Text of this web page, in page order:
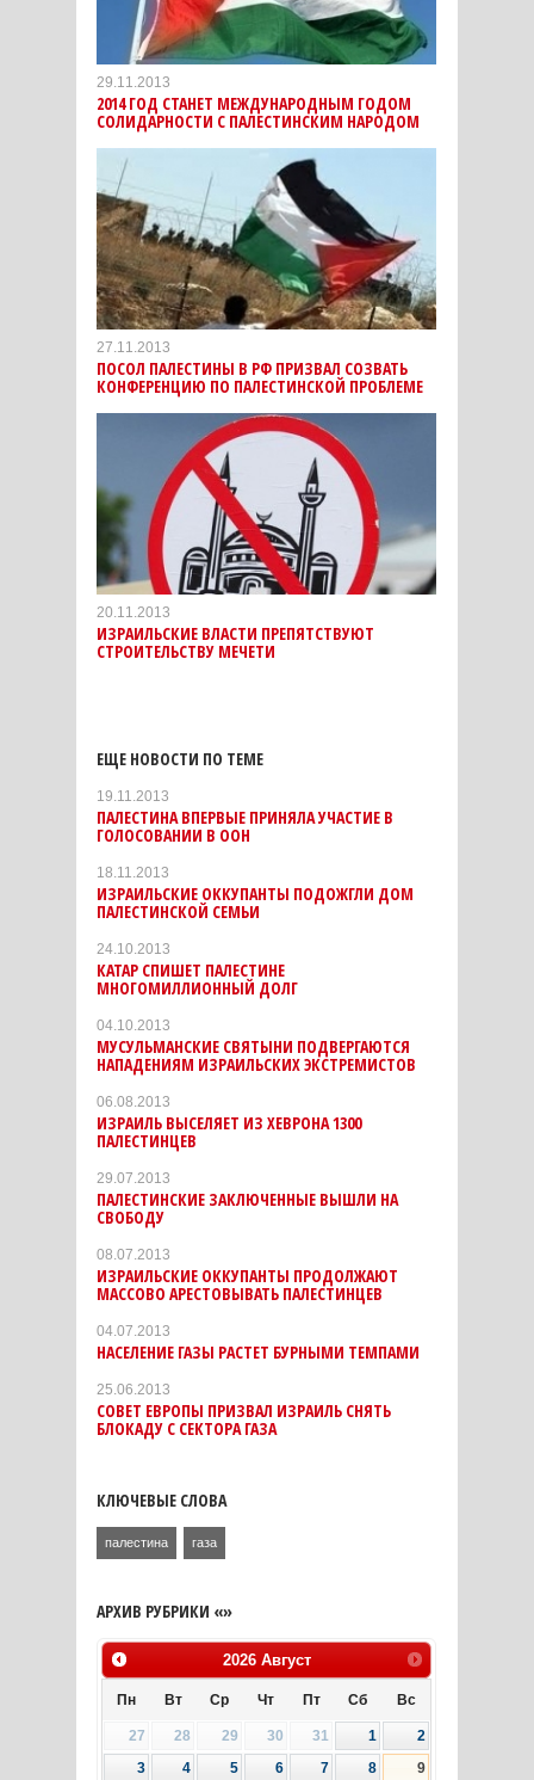
29.11.2013
2014 ГОД СТАНЕТ МЕЖДУНАРОДНЫМ ГОДОМ
СОЛИДАРНОСТИ С ПАЛЕСТИНСКИМ НАРОДОМ
27.11.2013
ПОСОЛ ПАЛЕСТИНЫ В РФ ПРИЗВАЛ СОЗВАТЬ
КОНФЕРЕНЦИЮ ПО ПАЛЕСТИНСКОЙ ПРОБЛЕМЕ
20.11.2013
ИЗРАИЛЬСКИЕ ВЛАСТИ ПРЕПЯТСТВУЮТ
СТРОИТЕЛЬСТВУ МЕЧЕТИ
ЕЩЕ НОВОСТИ ПО ТЕМЕ
19.11.2013
ПАЛЕСТИНА ВПЕРВЫЕ ПРИНЯЛА УЧАСТИЕ В
ГОЛОСОВАНИИ В ООН
18.11.2013
ИЗРАИЛЬСКИЕ ОККУПАНТЫ ПОДОЖГЛИ ДОМ
ПАЛЕСТИНСКОЙ СЕМЬИ
24.10.2013
КАТАР СПИШЕТ ПАЛЕСТИНЕ
МНОГОМИЛЛИОННЫЙ ДОЛГ
04.10.2013
МУСУЛЬМАНСКИЕ СВЯТЫНИ ПОДВЕРГАЮТСЯ
НАПАДЕНИЯМ ИЗРАИЛЬСКИХ ЭКСТРЕМИСТОВ
06.08.2013
ИЗРАИЛЬ ВЫСЕЛЯЕТ ИЗ ХЕВРОНА 1300
ПАЛЕСТИНЦЕВ
29.07.2013
ПАЛЕСТИНСКИЕ ЗАКЛЮЧЕННЫЕ ВЫШЛИ НА
СВОБОДУ
08.07.2013
ИЗРАИЛЬСКИЕ ОККУПАНТЫ ПРОДОЛЖАЮТ
МАССОВО АРЕСТОВЫВАТЬ ПАЛЕСТИНЦЕВ
04.07.2013
НАСЕЛЕНИЕ ГАЗЫ РАСТЕТ БУРНЫМИ ТЕМПАМИ
25.06.2013
СОВЕТ ЕВРОПЫ ПРИЗВАЛ ИЗРАИЛЬ СНЯТЬ
БЛОКАДУ С СЕКТОРА ГАЗА
КЛЮЧЕВЫЕ СЛОВА
палестина газа
АРХИВ РУБРИКИ «»
2026 Август
Пн Вт Ср Чт Пт Сб Вс
27 28 29 30 31 1
2
3
4 5 6 7 8
9